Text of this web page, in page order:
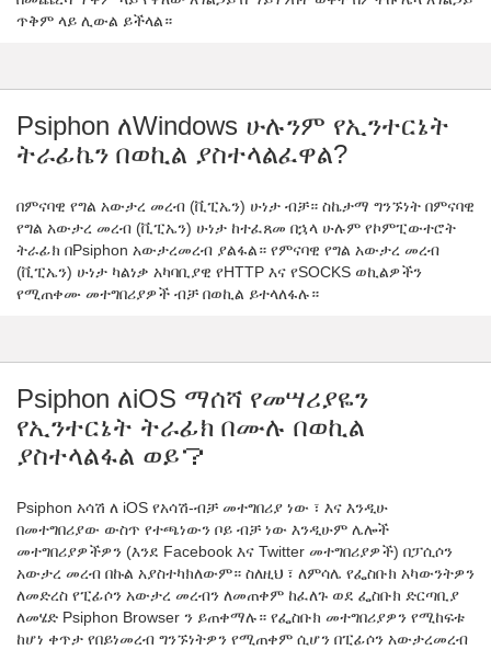
ጥቅም ላይ ሊውል ይችላል።
Psiphon ለWindows ሁሉንም የኢንተርኔት
ትራፊኬን በወኪል ያስተላልፈዋል?
በምናባዊ የግል አውታረ መረብ (ቪፒኤን) ሁነታ ብቻ። ስኬታማ ግንኙነት በምናባዊ
የግል አውታረ መረብ (ቪፒኤን) ሁነታ ከተፈጸመ በኋላ ሁሉም የኮምፒውተሮት
ትራፊክ በPsiphon አውታረመረብ ያልፋል። የምናባዊ የግል አውታረ መረብ
(ቪፒኤን) ሁነታ ካልነቃ አካባቢያዊ የHTTP እና የSOCKS ወኪልዎችን
የሚጠቀሙ መተግበሪያዎች ብቻ በወኪል ይተላለፋሉ።
Psiphon ለiOS ማሰሻ የመሣሪያዬን
የኢንተርኔት ትራፊክ በሙሉ በወኪል
ያስተላልፋል ወይ？
Psiphon አሳሽ ለ iOS የአሳሽ-ብቻ መተግበሪያ ነው ፣ እና እንዲሁ
በመተግበሪያው ውስጥ የተጫነውን ቦይ ብቻ ነው እንዲሁም ሌሎች
መተግበሪያዎችዎን (እንደ Facebook እና Twitter መተግበሪያዎች) በፓሲሶን
አውታረ መረብ በኩል አያስተካክለውም። ስለዚህ ፣ ለምሳሌ የፌስቡክ አካውንትዎን
ለመድረስ የፒፊሶን አውታረ መረብን ለመጠቀም ከፈለጉ ወደ ፌስቡክ ድርጣቢያ
ለመሄድ Psiphon Browser ን ይጠቀማሉ። የፌስቡክ መተግበሪያዎን የሚከፍቱ
ከሆነ ቀጥታ የበይነመረብ ግንኙነትዎን የሚጠቀም ሲሆን በፒፊሶን አውታረመረብ